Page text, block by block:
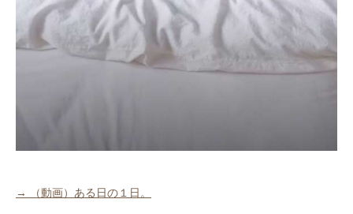
→ （動画）ある日の１日。